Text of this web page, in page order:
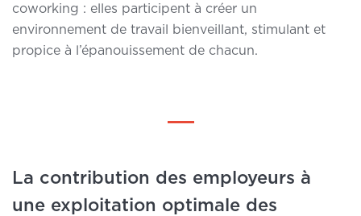
coworking : elles participent à créer un
environnement de travail bienveillant, stimulant et
propice à l’épanouissement de chacun.
La contribution des employeurs à
une exploitation optimale des